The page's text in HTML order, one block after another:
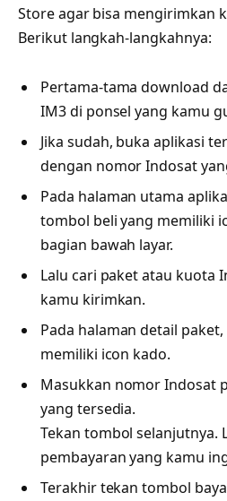
Store agar bisa mengirimkan
Berikut langkah-langkahnya:
Pertama-tama download
IM3 di ponsel yang kamu
Jika sudah, buka aplikasi
dengan nomor Indosat
Pada halaman utama
tombol beli yang memiliki
bagian bawah layar.
Lalu cari paket atau kuota
kamu kirimkan.
Pada halaman detail
memiliki icon kado.
Masukkan nomor Indosat
yang tersedia.
Tekan tombol selanjutnya.
pembayaran yang kamu
Terakhir tekan tombol